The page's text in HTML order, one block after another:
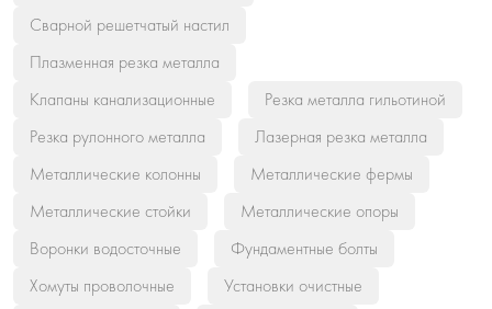
Сварной решетчатый настил
Плазменная резка металла
Клапаны канализационные
Резка металла гильотиной
Резка рулонного металла
Лазерная резка металла
Металлические колонны
Металлические фермы
Металлические стойки
Металлические опоры
Воронки водосточные
Фундаментные болты
Хомуты проволочные
Установки очистные